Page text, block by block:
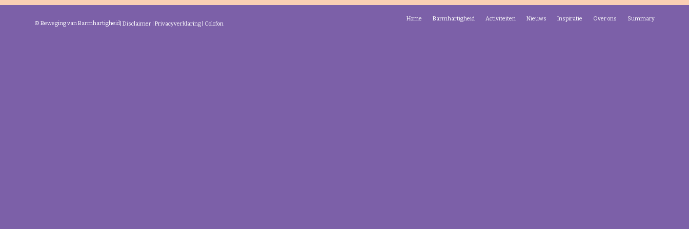
© Beweging van Barmhartigheid Disclaimer Privacyverklaring Colofon
Home Barmhartigheid Activiteiten Nieuws Inspiratie Over ons Summary